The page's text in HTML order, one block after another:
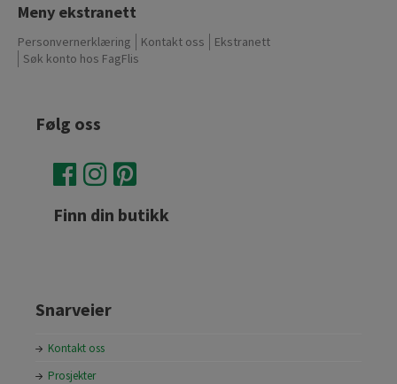
Meny ekstranett
Personvernerklæring Kontakt oss
Ekstranett
Søk konto hos FagFlis
Følg oss
Finn din butikk
Snarveier
Kontakt oss
Prosjekter